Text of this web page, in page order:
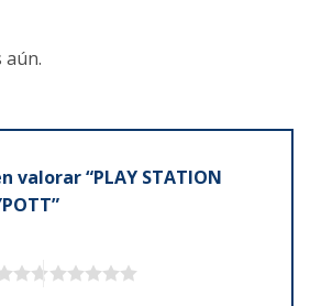
aún.
valorar “PLAY STATION